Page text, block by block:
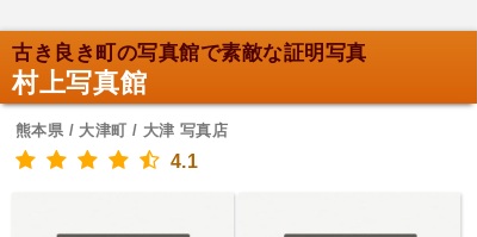
古き良き町の写真館で素敵な証明写真
村上写真館
熊本県 / 大津町 / 大津 写真店
4.1